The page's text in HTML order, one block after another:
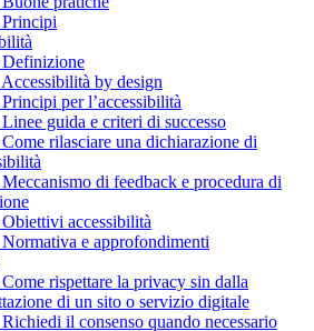
Definizione
by design
per l’accessibilità
guida e criteri di successo
rilasciare una dichiarazione di
di feedback e procedura di
accessibilità
e approfondimenti
rispettare la privacy sin dalla
di un sito o servizio digitale
il consenso quando necessario